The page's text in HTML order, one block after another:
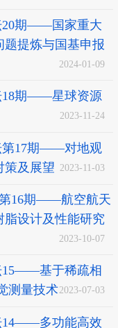
20期——国家重大
提炼与国基申报
2024-01-09
18期——星球资源
2023-11-24
第17期——对地观
策及展望
2023-11-03
第16期——航空航天
设计及性能研究
2023-10-07
15——基于稀疏相
测量技术2023-07-03
14——多功能高效